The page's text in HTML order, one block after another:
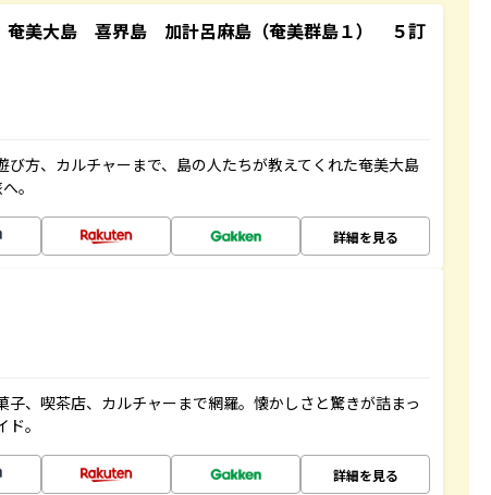
美大島 喜界島 加計呂麻島（奄美群島１） ５訂
方、カルチャーまで、島の人たちが教えてくれた奄美大島
。
詳細を見る
、喫茶店、カルチャーまで網羅。懐かしさと驚きが詰まっ
。
詳細を見る